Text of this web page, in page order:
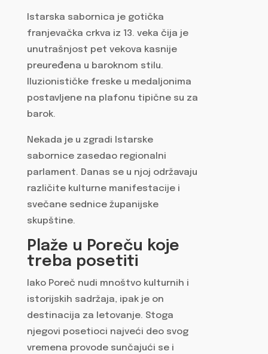
Istarska sabornica je gotička
franjevačka crkva iz 13. veka čija je
unutrašnjost pet vekova kasnije
preuređena u baroknom stilu.
Iluzionističke freske u medaljonima
postavljene na plafonu tipične su za
barok.
Nekada je u zgradi Istarske
sabornice zasedao regionalni
parlament. Danas se u njoj održavaju
različite kulturne manifestacije i
svečane sednice županijske
skupštine.
Plaže u Poreču koje
treba posetiti
Iako Poreč nudi mnoštvo kulturnih i
istorijskih sadržaja, ipak je on
destinacija za letovanje. Stoga
njegovi posetioci najveći deo svog
vremena provode sunčajući se i